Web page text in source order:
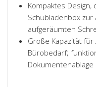
Kompaktes
Schubladenbox
aufgeräumten
Große Kapazität
Bürobedarf;
Dokumentenablage